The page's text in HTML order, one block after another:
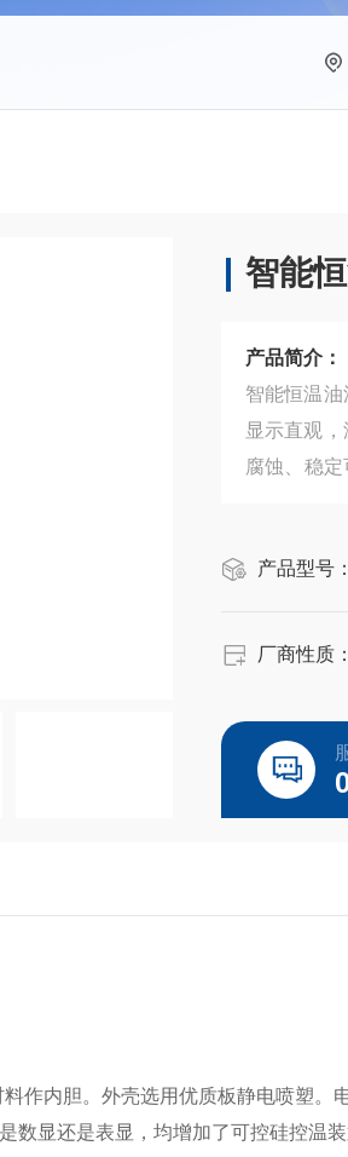
智能
产品简介：
智能恒温
显示直观
腐蚀、稳
产品型号：
厂商性质：
内胆。外壳选用优质板静电喷塑。
数显还是表显，均增加了可控硅控温